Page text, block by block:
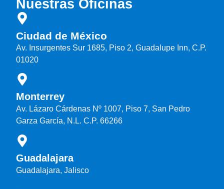
Nuestras Oficinas
Ciudad de México
Av. Insurgentes Sur 1685, Piso 2, Guadalupe Inn, C.P.
01020
Monterrey
Av. Lázaro Cárdenas Nº 1007, Piso 7, San Pedro
Garza García, N.L. C.P. 66266
Guadalajara
Guadalajara, Jalisco